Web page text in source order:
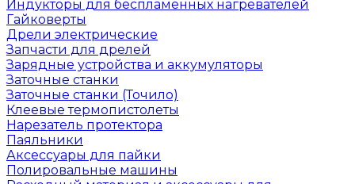
Индукторы для беспламенных нагревателей
Гайковерты
Дрели электрические
Запчасти для дрелей
Зарядные устройства и аккумуляторы
Заточные станки
Заточные станки (Точило)
Клеевые термопистолеты
Нарезатель протектора
Паяльники
Аксессуары для пайки
Полировальные машины